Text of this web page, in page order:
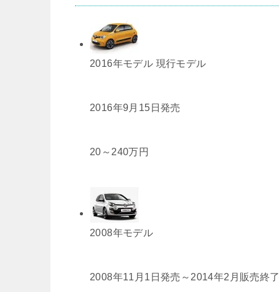
2016年モデル 現行モデル
2016年9月15日発売
20 ～ 240万円
2008年モデル
2008年11月1日発売～2014年2月販売終了